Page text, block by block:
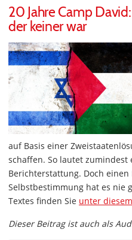
20 Jahre Camp
der keiner war
auf Basis einer
schaffen. So lautet
Berichterstattung. Doch
Selbstbestimmung hat es nie
Textes finden Sie unter
Dieser Beitrag ist auch als